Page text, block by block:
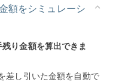
額をシミュレーシ
り金額を算出できま
差し引いた金額を自動で